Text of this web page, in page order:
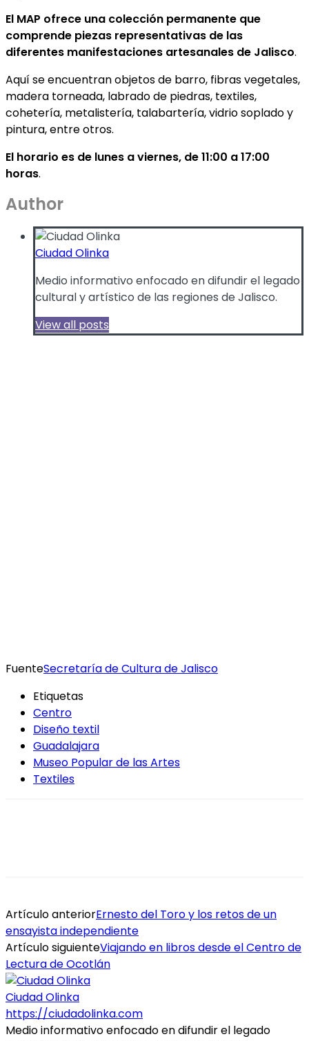
El MAP ofrece una colección permanente que
comprende piezas representativas de las
diferentes manifestaciones artesanales de Jalisco.
Aquí se encuentran objetos de barro, fibras vegetales,
madera torneada, labrado de piedras, textiles,
cohetería, metalistería, talabartería, vidrio soplado y
pintura, entre otros.
El horario es de lunes a viernes, de 11:00 a 17:00
horas.
Author
Ciudad Olinka
Medio informativo enfocado en difundir el legado
cultural y artístico de las regiones de Jalisco.
View all posts
FuenteSecretaría de Cultura de Jalisco
Etiquetas
Centro
Diseño textil
Guadalajara
Museo Popular de las Artes
Textiles
Artículo anteriorErnesto del Toro y los retos de un
ensayista independiente
Artículo siguienteViajando en libros desde el Centro de
Lectura de Ocotlán
Ciudad Olinka
https://ciudadolinka.com
Medio informativo enfocado en difundir el legado